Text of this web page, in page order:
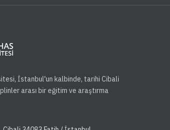
İstanbul'un kalbinde, tarihi Cibali
arası bir eğitim ve araştırma